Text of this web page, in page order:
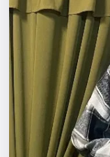
Города
Площадки
Артисты
Рейтинги